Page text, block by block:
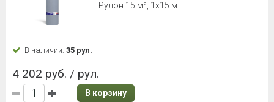
Рулон 15 м², 1х15 м.
В наличии: 35 рул.
4 202 руб. / рул.
В корзину